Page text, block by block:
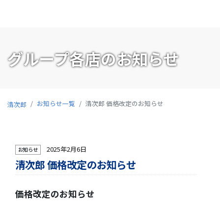
グループ各店のお知らせ
清次郎 お知らせ一覧 清次郎 価格改定のお知らせ
お知らせ 2025年2月6日
清次郎 価格改定のお知らせ
価格改定のお知らせ